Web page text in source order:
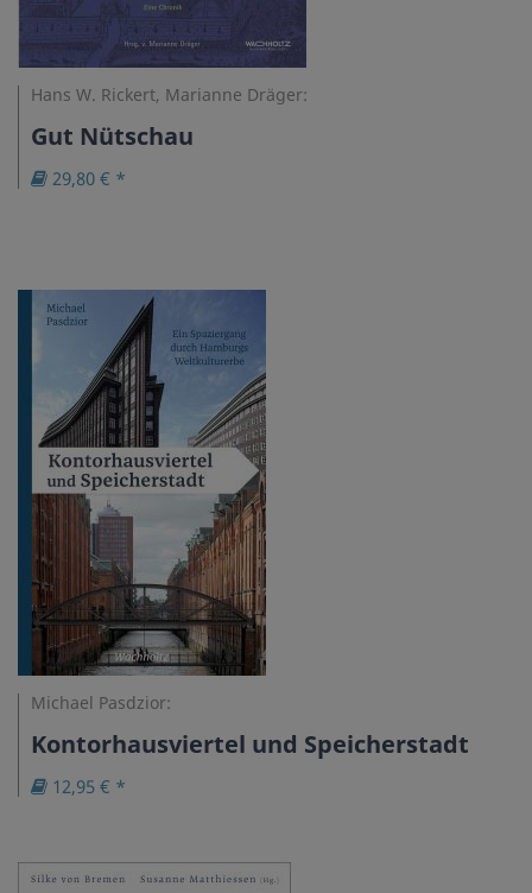
Hans W. Rickert, Marianne Dräger:
Gut Nütschau
29,80 € *
Michael Pasdzior:
Kontorhausviertel und Speicherstadt
12,95 € *